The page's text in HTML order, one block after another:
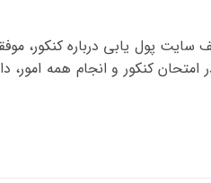
سایت پول یابی درباره کنکور،
کنکور و انجام همه امور،